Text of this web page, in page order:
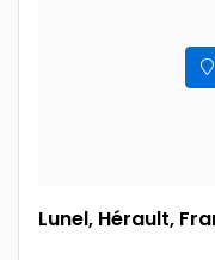
Lunel, Hérault,